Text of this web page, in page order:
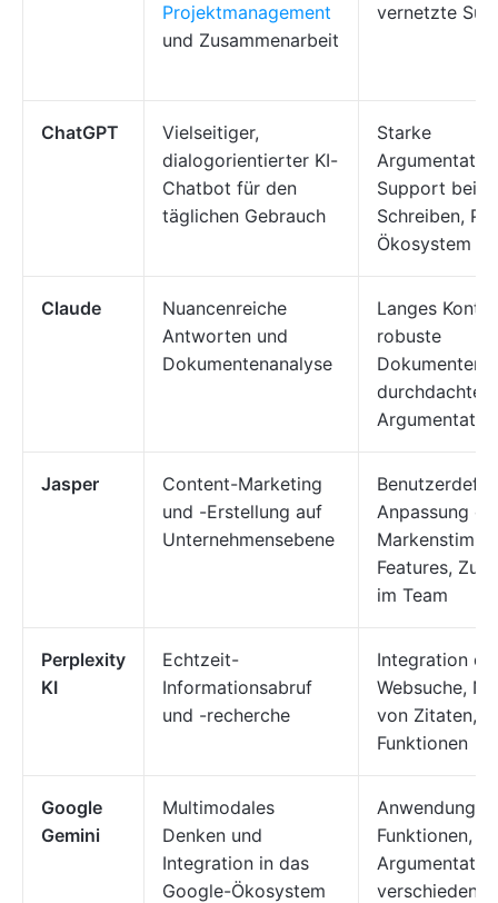
Projektmanagement
und Zusammenarbeit
vernetzte
ChatGPT
Vielseitiger,
dialogorientierter KI-
Chatbot für den
täglichen Gebrauch
Starke
Support beim
Schreiben,
Ökosystem
Claude
Nuancenreiche
Antworten und
Dokumentenanalyse
Langes
robuste
durchdachte
Jasper
Content-Marketing
und -Erstellung auf
Unternehmensebene
Anpassung
Features,
im Team
Perplexity
KI
Echtzeit-
Informationsabruf
und -recherche
Integration
Websuche,
von Zitaten,
Funktionen
Google
Gemini
Multimodales
Denken und
Integration in das
Google-Ökosystem
Funktionen,
verschiedene